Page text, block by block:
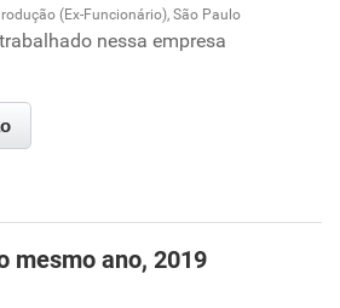
(Ex-Funcionário), São Paulo
nessa empresa
mesmo ano, 2019